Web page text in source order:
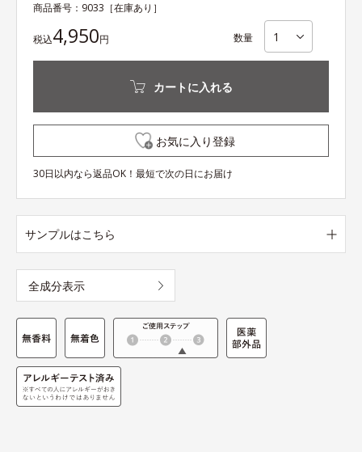
商品番号： 9033 ［在庫あり］
税込4,950円 数量
カートに入れる
お気に入り登録
30日以内なら返品OK！最短で次の日にお届け
サンプルはこちら
全成分表示